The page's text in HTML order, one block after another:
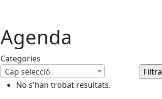
Agenda
Categories
Cap selecció
No s'han trobat resultats.